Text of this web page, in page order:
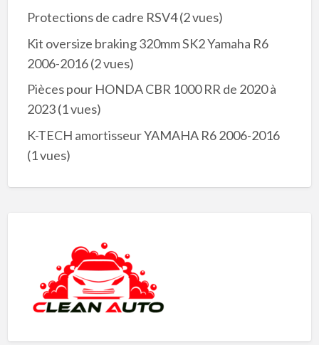
Protections de cadre RSV4(2 vues)
Kit oversize braking 320mm SK2 Yamaha R6
2006-2016(2 vues)
Pièces pour HONDA CBR 1000 RR de 2020 à
2023(1 vues)
K-TECH amortisseur YAMAHA R6 2006-2016
(1 vues)